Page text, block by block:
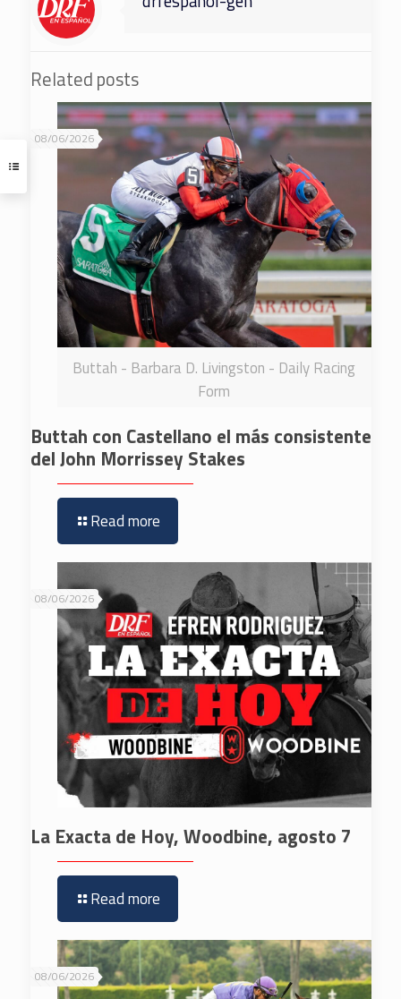
Related posts
Buttah - Barbara D. Livingston - Daily Racing
Form
08/06/2026
Buttah con Castellano el más consistente
del John Morrissey Stakes
Read more
08/06/2026
La Exacta de Hoy, Woodbine, agosto 7
Read more
08/06/2026